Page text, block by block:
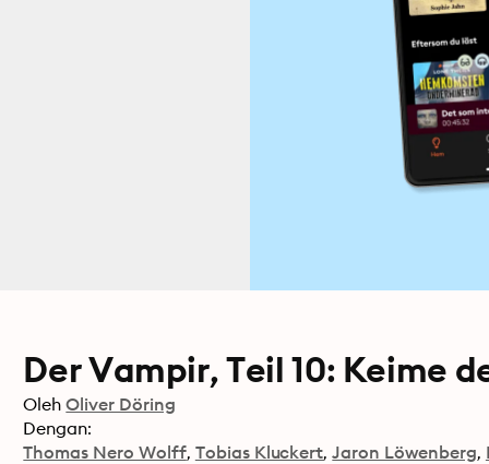
Der Vampir, Teil 10: Keime
Oleh Oliver Döring
Dengan:
Thomas Nero Wolff Tobias Kluckert Jaron Löwenberg